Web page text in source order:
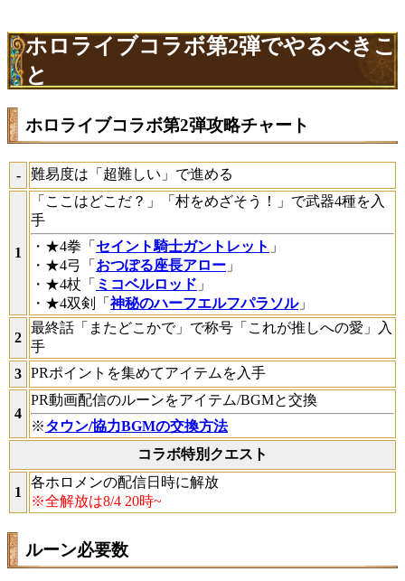
ホロライブコラボ第2弾でやるべきこ
と
ホロライブコラボ第2弾攻略チャート
- 難易度は「超難しい」で進める
1
「ここはどこだ？」「村をめざそう！」で武器4種を入
手
・★4拳「 セイント騎士ガントレット 」
・★4弓「 おつぽる座長アロー 」
・★4杖「 ミコベルロッド 」
・★4双剣「神秘のハーフエルフパラソル」
2
最終話「またどこかで」で称号「これが推しへの愛」入
手
3 PRポイントを集めてアイテムを入手
4
PR動画配信のルーンをアイテム/BGMと交換
※タウン/協力BGMの交換方法
コラボ特別クエスト
1
各ホロメンの配信日時に解放
※全解放は8/4 20時~
ルーン必要数